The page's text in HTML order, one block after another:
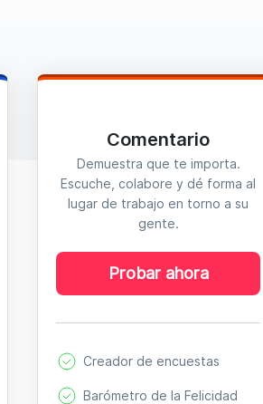
Comentario
Demuestra que te importa.
Escuche, colabore y dé forma al
lugar de trabajo en torno a su
gente.
Probar ahora
Creador de encuestas
Barómetro de la Felicidad